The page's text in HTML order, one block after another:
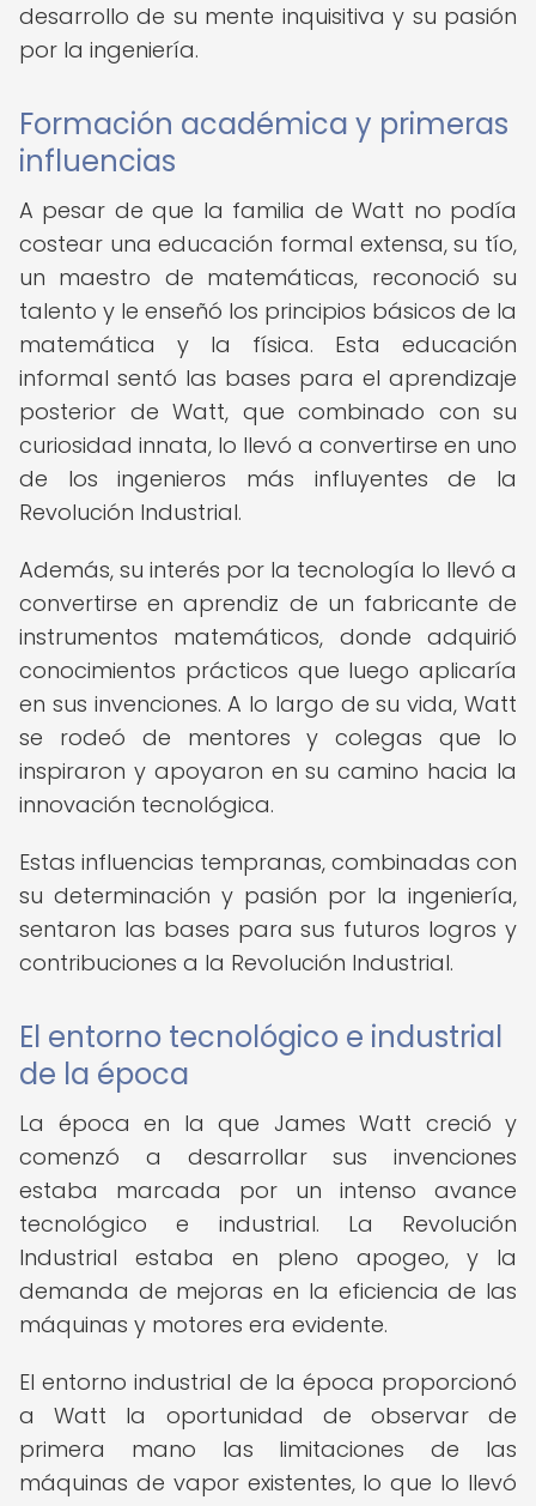
desarrollo de su mente inquisitiva y su pasión
por la ingeniería.
Formación académica y primeras
influencias
A pesar de que la familia de Watt no podía
costear una educación formal extensa, su tío,
un maestro de matemáticas, reconoció su
talento y le enseñó los principios básicos de la
matemática y la física. Esta educación
informal sentó las bases para el aprendizaje
posterior de Watt, que combinado con su
curiosidad innata, lo llevó a convertirse en uno
de los ingenieros más influyentes de la
Revolución Industrial.
Además, su interés por la tecnología lo llevó a
convertirse en aprendiz de un fabricante de
instrumentos matemáticos, donde adquirió
conocimientos prácticos que luego aplicaría
en sus invenciones. A lo largo de su vida, Watt
se rodeó de mentores y colegas que lo
inspiraron y apoyaron en su camino hacia la
innovación tecnológica.
Estas influencias tempranas, combinadas con
su determinación y pasión por la ingeniería,
sentaron las bases para sus futuros logros y
contribuciones a la Revolución Industrial.
El entorno tecnológico e industrial
de la época
La época en la que James Watt creció y
comenzó a desarrollar sus invenciones
estaba marcada por un intenso avance
tecnológico e industrial. La Revolución
Industrial estaba en pleno apogeo, y la
demanda de mejoras en la eficiencia de las
máquinas y motores era evidente.
El entorno industrial de la época proporcionó
a Watt la oportunidad de observar de
primera mano las limitaciones de las
máquinas de vapor existentes, lo que lo llevó